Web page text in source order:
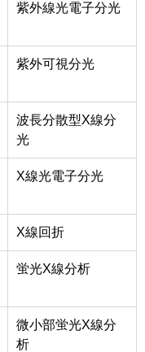
紫外線光電子分光
紫外可視分光
波長分散型X線分
光
X線光電子分光
X線回折
蛍光X線分析
微小部蛍光X線分
析